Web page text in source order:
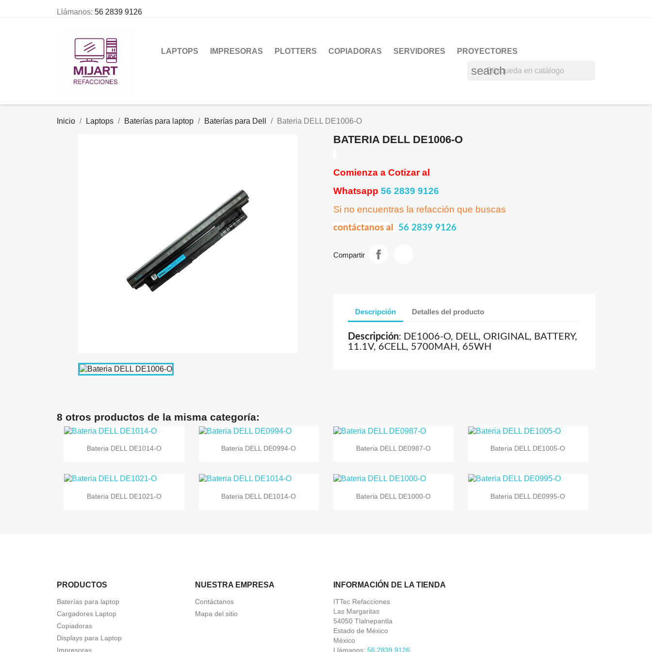
Llámanos: 56 2839 9126
LAPTOPS IMPRESORAS PLOTTERS COPIADORAS SERVIDORES PROYECTORES
search
Inicio Laptops Baterías para laptop Baterías para Dell Bateria DELL DE1006-O
BATERIA DELL DE1006-O
Comienza a Cotizar al
Whatsapp 56 2839 9126
Si no encuentras la refacción que buscas
contáctanos al 56 2839 9126
Compartir
Descripción Detalles del producto
Descripción: DE1006-O, DELL, ORIGINAL, BATTERY,
11.1V, 6CELL, 5700MAH, 65WH
8 otros productos de la misma categoría:
 Vista rápida
Bateria DELL DE1014-O  Vista rápida
Bateria DELL DE0994-O  Vista rápida
Bateria DELL DE0987-O  Vista rápida
Bateria DELL DE1005-O
 Vista rápida
Bateria DELL DE1021-O  Vista rápida
Bateria DELL DE1014-O  Vista rápida
Bateria DELL DE1000-O  Vista rápida
Bateria DELL DE0995-O
PRODUCTOS
Baterías para laptop
Cargadores Laptop
Copiadoras
Displays para Laptop
Impresoras
NUESTRA EMPRESA
Contáctanos
Mapa del sitio
INFORMACIÓN DE LA TIENDA
ITTec Refacciones
Las Margaritas
54050 Tlalnepantla
Estado de México
México
Llámanos: 56 2839 9126